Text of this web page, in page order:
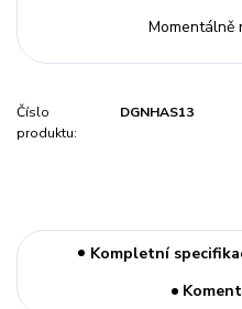
Momentálně
Číslo
produktu:
DGNHAS13
Kompletní